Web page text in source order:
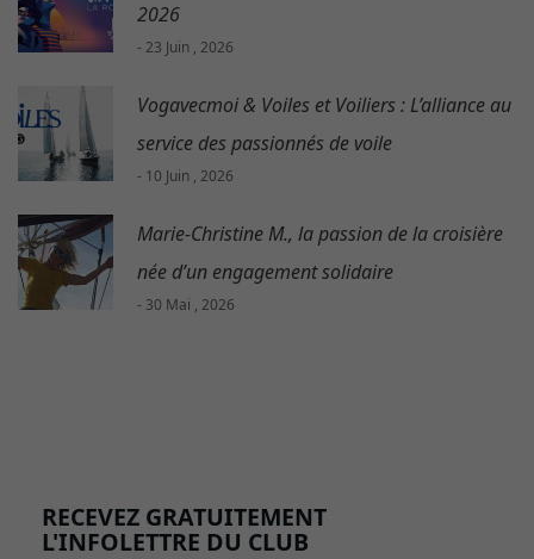
2026
- 23 Juin , 2026
Vogavecmoi & Voiles et Voiliers : L’alliance au
service des passionnés de voile
- 10 Juin , 2026
Marie-Christine M., la passion de la croisière
née d’un engagement solidaire
- 30 Mai , 2026
RECEVEZ GRATUITEMENT
L'INFOLETTRE DU CLUB